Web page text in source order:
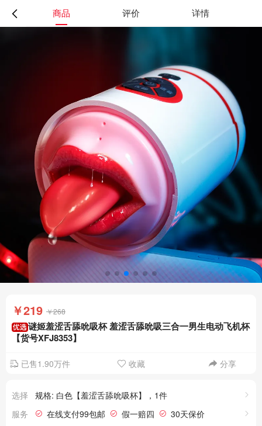
商品 评价 详情
￥219 ￥268
谜姬羞涩舌舔吮吸杯 羞涩舌舔吮吸三合一男生电动飞机杯
【货号XFJ8353】
已售1.90万件 收藏 分享
选择
规格: 白色【羞涩舌舔吮吸杯】，1件
服务
在线支付99包邮 假一赔四
30天保价